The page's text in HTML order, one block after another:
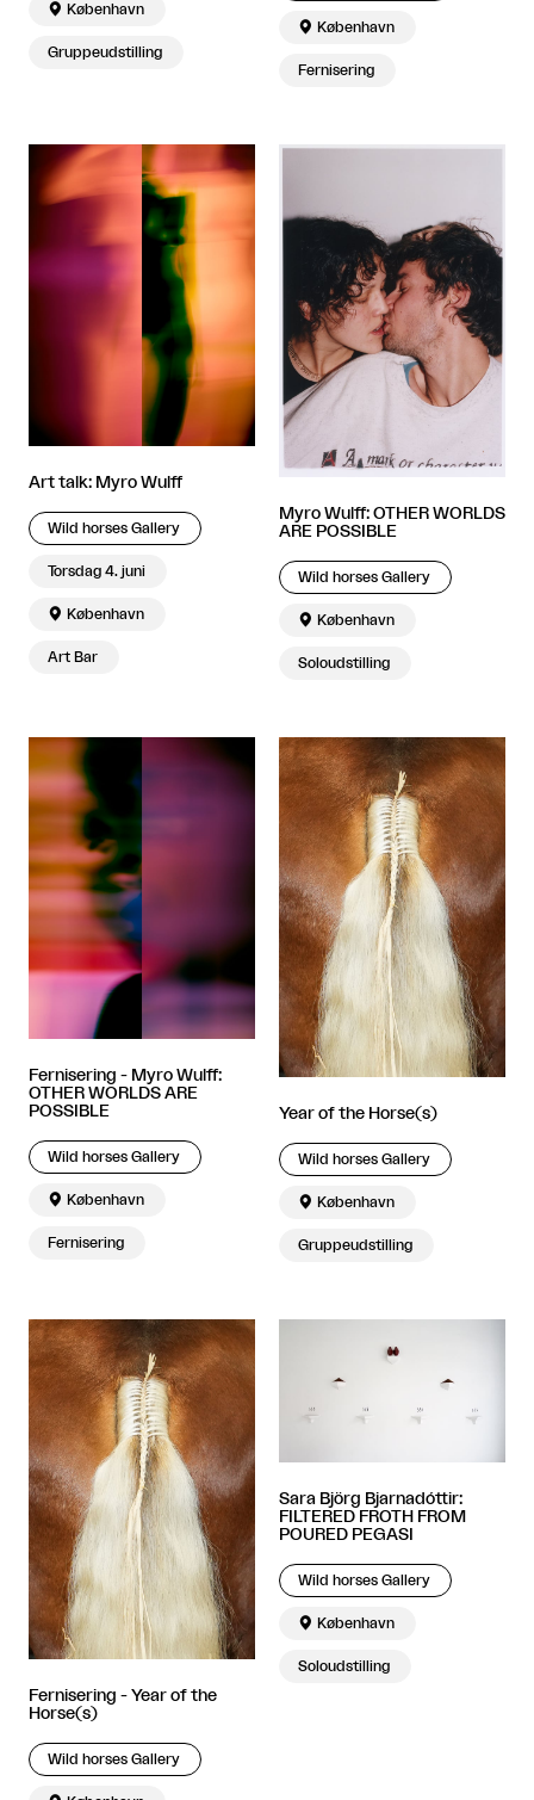
 København
Gruppeudstilling
 København
Fernisering
Art talk: Myro Wulff
Wild horses Gallery
Torsdag 4. juni
 København
Art Bar
Myro Wulff: OTHER WORLDS
ARE POSSIBLE
Wild horses Gallery
 København
Soloudstilling
Fernisering - Myro Wulff:
OTHER WORLDS ARE
POSSIBLE
Wild horses Gallery
 København
Fernisering
Year of the Horse(s)
Wild horses Gallery
 København
Gruppeudstilling
Fernisering - Year of the
Horse(s)
Wild horses Gallery
Sara Björg Bjarnadóttir:
FILTERED FROTH FROM
POURED PEGASI
Wild horses Gallery
 København
Soloudstilling